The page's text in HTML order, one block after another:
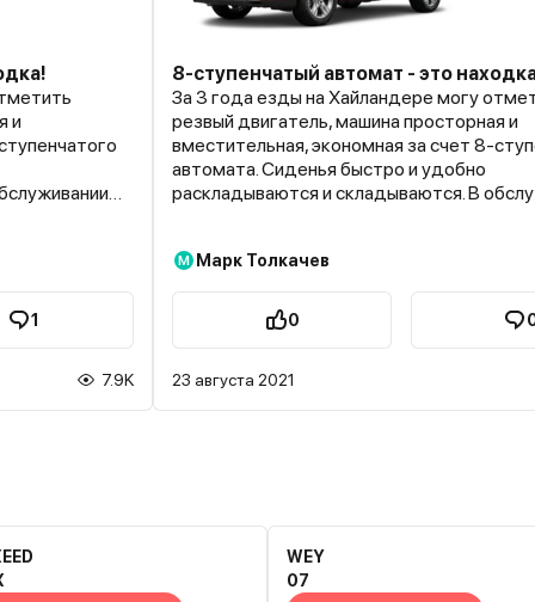
и
1
7.9K
8-ступенчатый автомат - это
За 3 года езды на Хайландере могу
резвый двигатель, машина просторная и
вместительная, экономная за счет 8-
автомата. Сиденья быстро и удобно
раскладываются и складываются. В
М Марк Толкачев
0
23 августа 2021
WEY
07